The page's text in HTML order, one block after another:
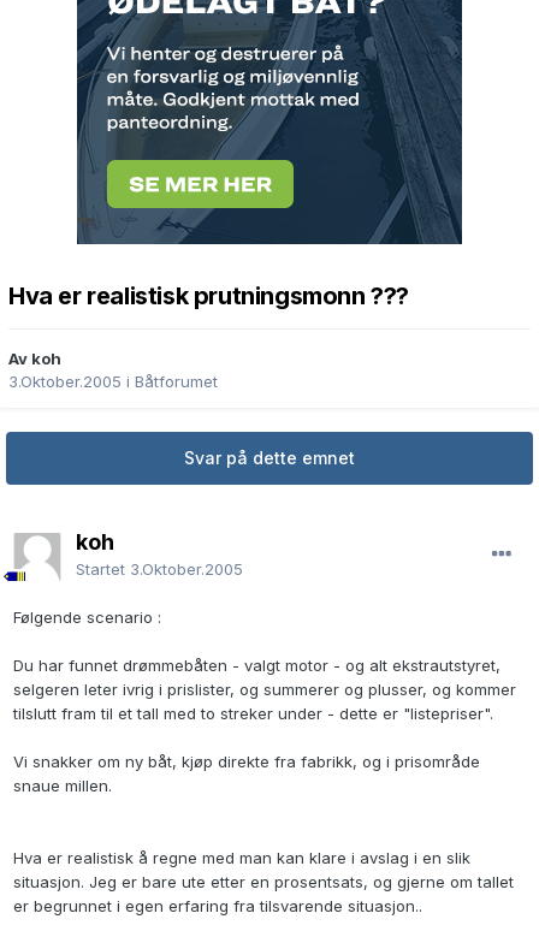
Hva er realistisk prutningsmonn ???
Av koh
3.Oktober.2005 i Båtforumet
Svar på dette emnet
koh
Startet 3.Oktober.2005
Følgende scenario :
Du har funnet drømmebåten - valgt motor - og alt ekstrautstyret,
selgeren leter ivrig i prislister, og summerer og plusser, og kommer
tilslutt fram til et tall med to streker under - dette er "listepriser".
Vi snakker om ny båt, kjøp direkte fra fabrikk, og i prisområde
snaue millen.
Hva er realistisk å regne med man kan klare i avslag i en slik
situasjon. Jeg er bare ute etter en prosentsats, og gjerne om tallet
er begrunnet i egen erfaring fra tilsvarende situasjon..